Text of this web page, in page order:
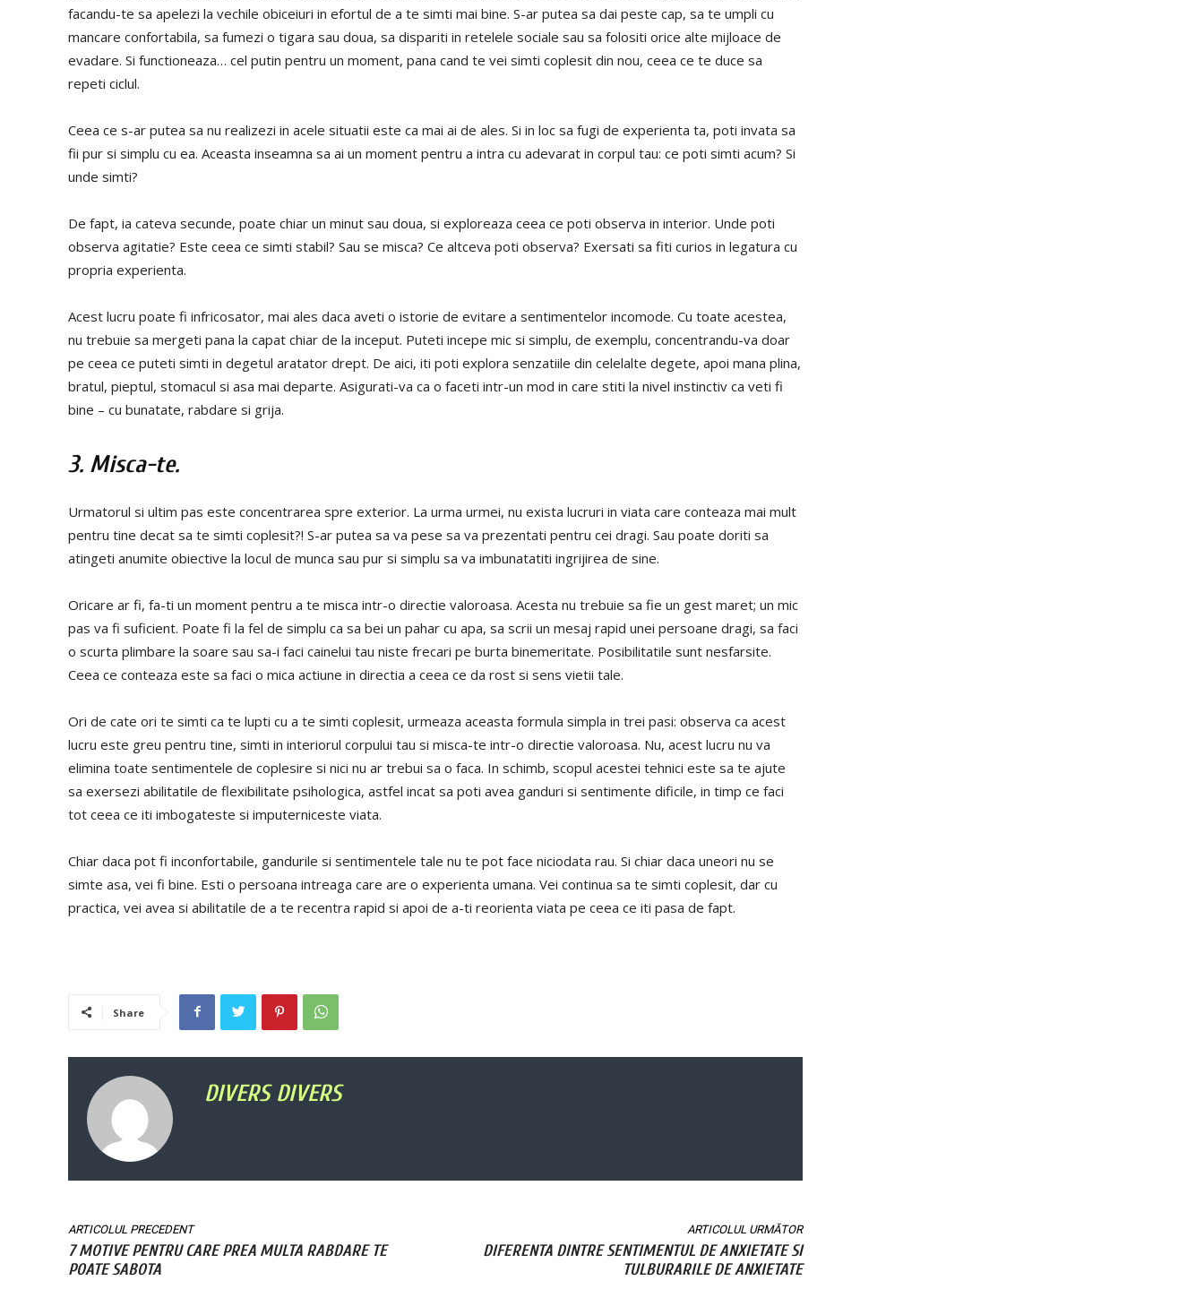
facandu-te sa apelezi la vechile obiceiuri in efortul de a te simti mai bine. S-ar putea sa dai peste cap, sa te umpli cu
mancare confortabila, sa fumezi o tigara sau doua, sa dispariti in retelele sociale sau sa folositi orice alte mijloace de
evadare. Si functioneaza… cel putin pentru un moment, pana cand te vei simti coplesit din nou, ceea ce te duce sa
repeti ciclul.
Ceea ce s-ar putea sa nu realizezi in acele situatii este ca mai ai de ales. Si in loc sa fugi de experienta ta, poti invata sa
fii pur si simplu cu ea. Aceasta inseamna sa ai un moment pentru a intra cu adevarat in corpul tau: ce poti simti acum? Si
unde simti?
De fapt, ia cateva secunde, poate chiar un minut sau doua, si exploreaza ceea ce poti observa in interior. Unde poti
observa agitatie? Este ceea ce simti stabil? Sau se misca? Ce altceva poti observa? Exersati sa fiti curios in legatura cu
propria experienta.
Acest lucru poate fi infricosator, mai ales daca aveti o istorie de evitare a sentimentelor incomode. Cu toate acestea,
nu trebuie sa mergeti pana la capat chiar de la inceput. Puteti incepe mic si simplu, de exemplu, concentrandu-va doar
pe ceea ce puteti simti in degetul aratator drept. De aici, iti poti explora senzatiile din celelalte degete, apoi mana plina,
bratul, pieptul, stomacul si asa mai departe. Asigurati-va ca o faceti intr-un mod in care stiti la nivel instinctiv ca veti fi
bine – cu bunatate, rabdare si grija.
3. Misca-te.
Urmatorul si ultim pas este concentrarea spre exterior. La urma urmei, nu exista lucruri in viata care conteaza mai mult
pentru tine decat sa te simti coplesit?! S-ar putea sa va pese sa va prezentati pentru cei dragi. Sau poate doriti sa
atingeti anumite obiective la locul de munca sau pur si simplu sa va imbunatatiti ingrijirea de sine.
Oricare ar fi, fa-ti un moment pentru a te misca intr-o directie valoroasa. Acesta nu trebuie sa fie un gest maret; un mic
pas va fi suficient. Poate fi la fel de simplu ca sa bei un pahar cu apa, sa scrii un mesaj rapid unei persoane dragi, sa faci
o scurta plimbare la soare sau sa-i faci cainelui tau niste frecari pe burta binemeritate. Posibilitatile sunt nesfarsite.
Ceea ce conteaza este sa faci o mica actiune in directia a ceea ce da rost si sens vietii tale.
Ori de cate ori te simti ca te lupti cu a te simti coplesit, urmeaza aceasta formula simpla in trei pasi: observa ca acest
lucru este greu pentru tine, simti in interiorul corpului tau si misca-te intr-o directie valoroasa. Nu, acest lucru nu va
elimina toate sentimentele de coplesire si nici nu ar trebui sa o faca. In schimb, scopul acestei tehnici este sa te ajute
sa exersezi abilitatile de flexibilitate psihologica, astfel incat sa poti avea ganduri si sentimente dificile, in timp ce faci
tot ceea ce iti imbogateste si imputerniceste viata.
Chiar daca pot fi inconfortabile, gandurile si sentimentele tale nu te pot face niciodata rau. Si chiar daca uneori nu se
simte asa, vei fi bine. Esti o persoana intreaga care are o experienta umana. Vei continua sa te simti coplesit, dar cu
practica, vei avea si abilitatile de a te recentra rapid si apoi de a-ti reorienta viata pe ceea ce iti pasa de fapt.
Share
DIVERS DIVERS
ARTICOLUL PRECEDENT
7 MOTIVE PENTRU CARE PREA MULTA RABDARE TE
POATE SABOTA
ARTICOLUL URMĂTOR
DIFERENTA DINTRE SENTIMENTUL DE ANXIETATE SI
TULBURARILE DE ANXIETATE